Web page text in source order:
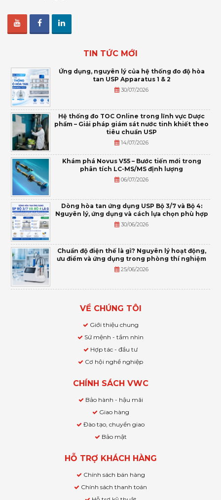
TIN TỨC MỚI
Ứng dụng, nguyên lý của hệ thống đo độ hòa
tan USP Apparatus 1 & 2
30/07/2026
Hệ thống đo TOC Online trong lĩnh vực Dược
phẩm – Giải pháp giám sát nước tinh khiết theo
tiêu chuẩn USP
14/07/2026
Khám phá Novus V55 – Bước tiến mới trong
phân tích LC-MS/MS định lượng
06/07/2026
Dòng hòa tan ứng dụng USP Bộ 3/7 và Bộ 4:
Nguyên lý, ứng dụng và cách lựa chọn phù hợp
30/06/2026
Chuẩn độ điện thế là gì? Nguyên lý hoạt động,
ưu điểm và ứng dụng trong phòng thí nghiệm
25/06/2026
VỀ CHÚNG TÔI
Giới thiệu chung
Sứ mệnh - tầm nhìn
Hợp tác - đầu tư
Cơ hội nghề nghiệp
CHÍNH SÁCH VWC
Bảo hành - hậu mãi
Giao hàng
Đào tạo, chuyển giao
Bảo mật
HỖ TRỢ KHÁCH HÀNG
Chính sách bán hàng
Chính sách thanh toán